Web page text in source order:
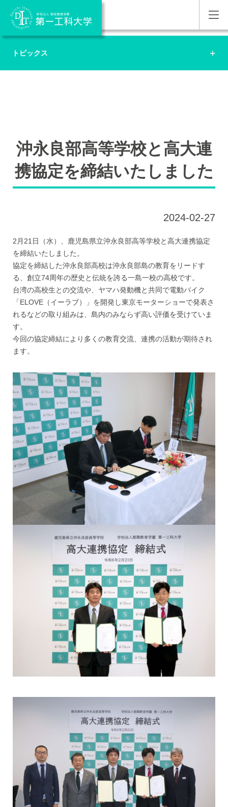
トピックス
沖永良部高等学校と高大連
携協定を締結いたしました
2024-02-27
2月21日（水）、鹿児島県立沖永良部高等学校と高大連携協定
を締結いたしました。
協定を締結した沖永良部高校は沖永良部島の教育をリードす
る、創立74周年の歴史と伝統を誇る一島一校の高校です。
台湾の高校生との交流や、ヤマハ発動機と共同で電動バイク
「ELOVE（イーラブ）」を開発し東京モーターショーで発表さ
れるなどの取り組みは、島内のみならず高い評価を受けていま
す。
今回の協定締結により多くの教育交流、連携の活動が期待され
ます。